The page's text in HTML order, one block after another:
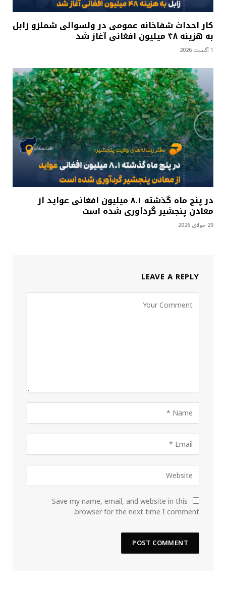
کار احداث شفاخانه عمومی در ولسوالی شملزو زابل
به هزینه ۴۸ میلیون افغانی آغاز شد
1 آگست 2026
در پنج ماه گذشته ۸.۱ میلیون افغانی عواید از
معادن پنجشیر گردآوری شده است
29 جولای 2026
LEAVE A REPLY
Save my name, email, and website in this
browser for the next time I comment.